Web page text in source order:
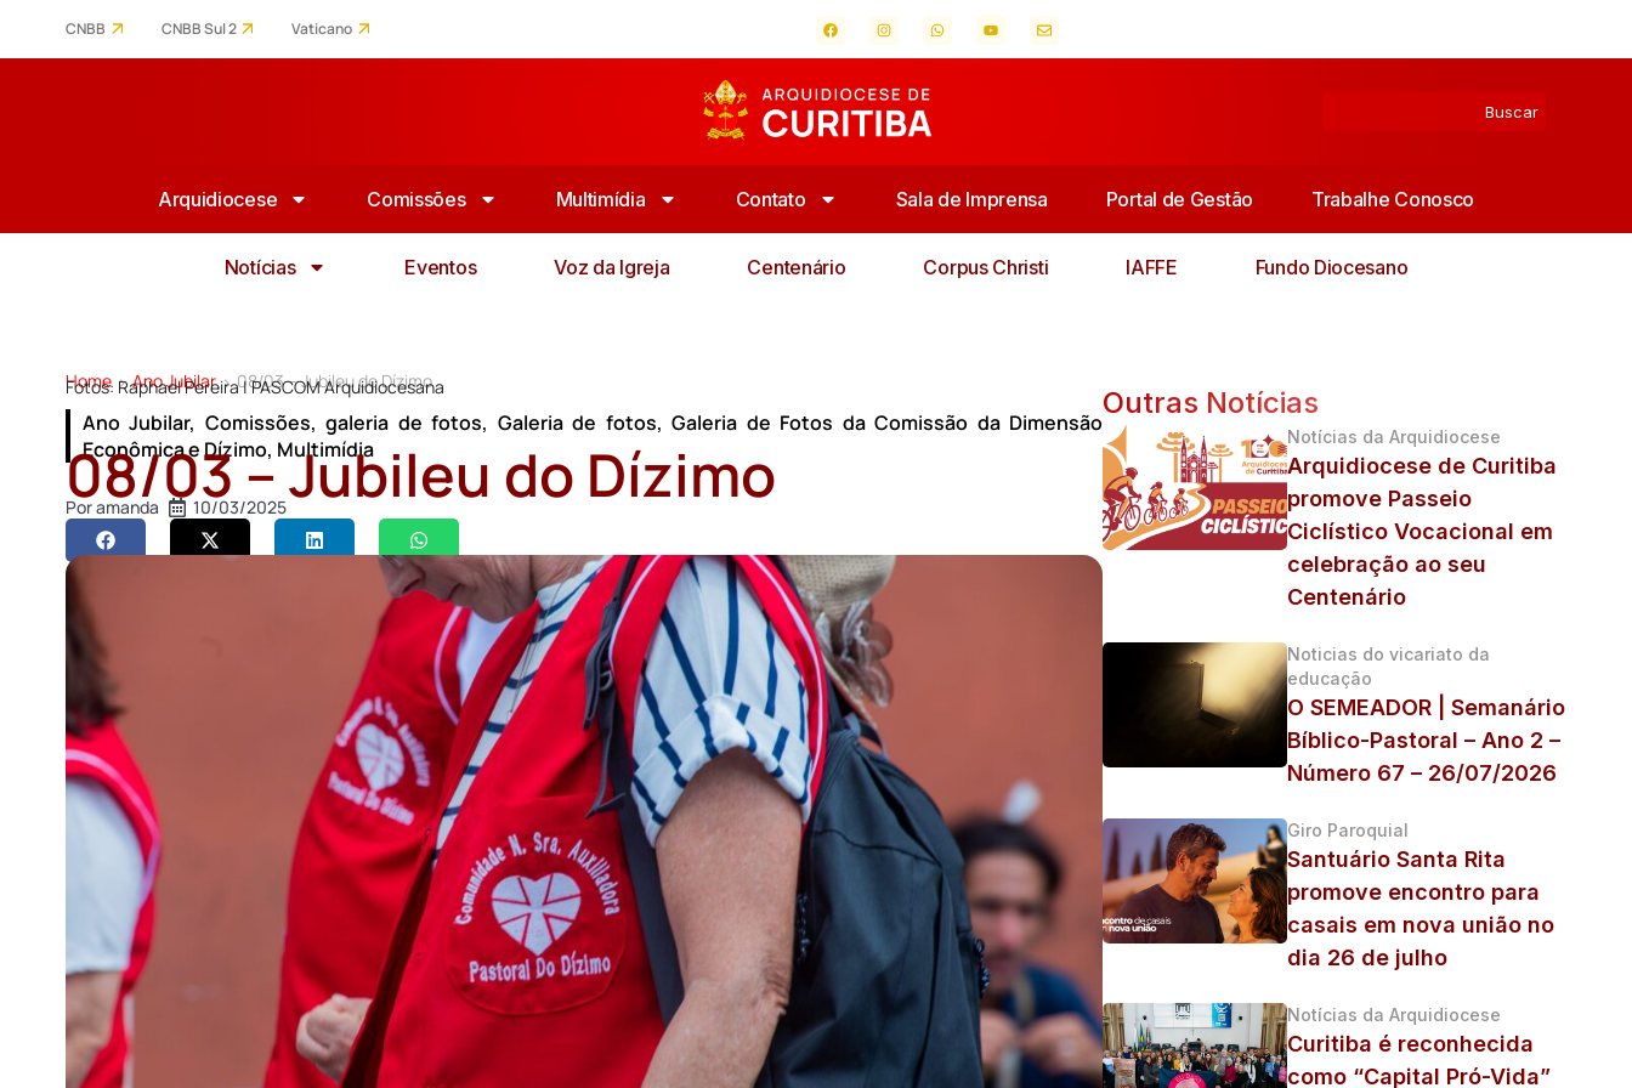
CNBB CNBB Sul 2 Vaticano
Arquidiocese Comissões Multimídia Contato Sala de Imprensa Portal de Gestão Trabalhe Conosco
Notícias Eventos Voz da Igreja Centenário Corpus Christi IAFFE Fundo Diocesano
Home > Ano Jubilar > 08/03 – Jubileu do Dízimo
Fotos: Raphael Pereira | PASCOM Arquidiocesana
Ano Jubilar, Comissões,galeria de fotos, Galeria de fotos,Galeria de Fotos da Comissão da Dimensão
Econômica e Dízimo, Multimídia
08/03 – Jubileu do Dízimo
Poramanda 10/03/2025
Outras Notícias
Notícias da Arquidiocese
Arquidiocese de Curitiba
promove Passeio
Ciclístico Vocacional em
celebração ao seu
Centenário
Noticias do vicariato da
educação
O SEMEADOR | Semanário
Bíblico-Pastoral – Ano 2 –
Número 67 – 26/07/2026
Giro Paroquial
Santuário Santa Rita
promove encontro para
casais em nova união no
dia 26 de julho
Notícias da Arquidiocese
Curitiba é reconhecida
como “Capital Pró-Vida”